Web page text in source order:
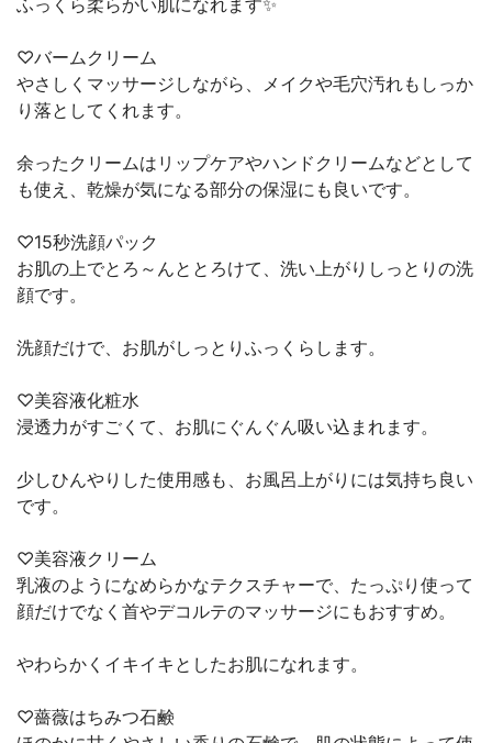
ふっくら柔らかい肌になれます✨
♡バームクリーム
やさしくマッサージしながら、メイクや毛穴汚れもしっか
り落としてくれます。
余ったクリームはリップケアやハンドクリームなどとして
も使え、乾燥が気になる部分の保湿にも良いです。
♡15秒洗顔パック
お肌の上でとろ～んととろけて、洗い上がりしっとりの洗
顔です。
洗顔だけで、お肌がしっとりふっくらします。
♡美容液化粧水
浸透力がすごくて、お肌にぐんぐん吸い込まれます。
少しひんやりした使用感も、お風呂上がりには気持ち良い
です。
♡美容液クリーム
乳液のようになめらかなテクスチャーで、たっぷり使って
顔だけでなく首やデコルテのマッサージにもおすすめ。
やわらかくイキイキとしたお肌になれます。
♡薔薇はちみつ石鹸